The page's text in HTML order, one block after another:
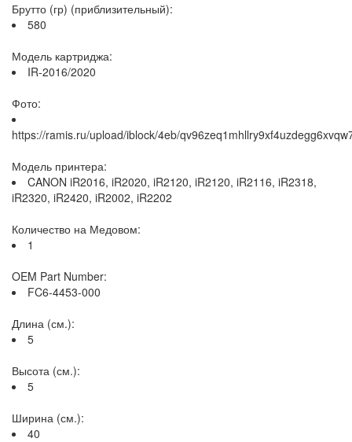
Брутто (гр) (приблизительный):
580
Модель картриджа:
IR-2016/2020
Фото:
https://ramis.ru/upload/iblock/4eb/
Модель принтера:
CANON iR2016, iR2020, iR2120, iR2120, iR2116, iR2318,
iR2320, iR2420, iR2002, iR2202
Количество на Медовом:
1
OEM Part Number:
FC6-4453-000
Длина (см.):
5
Высота (см.):
5
Ширина (см.):
40